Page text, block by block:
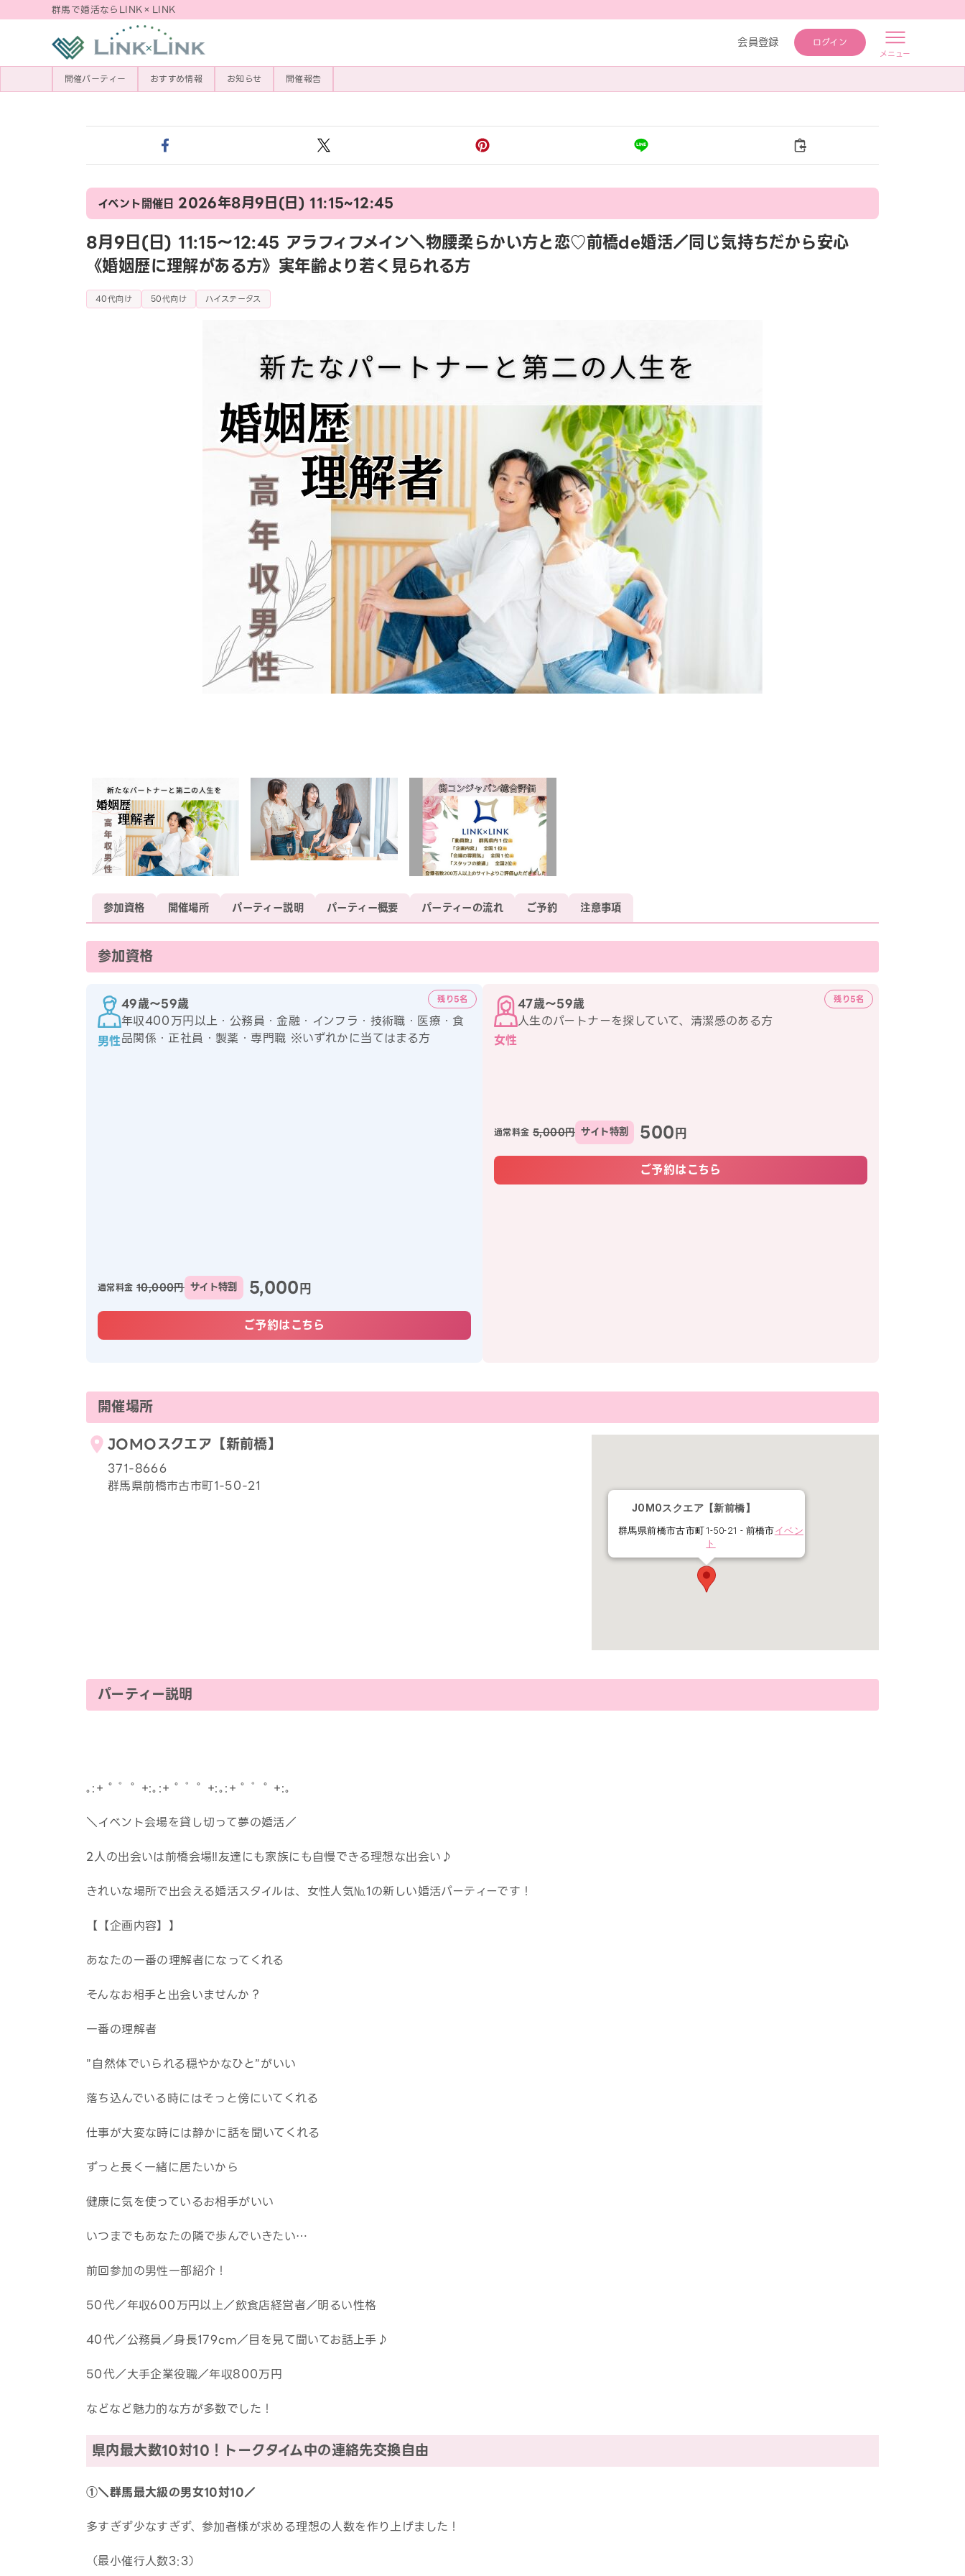
群馬で婚活ならLINK×LINK
メニュー
会員登録 ログイン
開催パーティー おすすめ情報 お知らせ 開催報告
イベント開催日 2026年8月9日(日) 11:15~12:45
8月9日(日) 11:15〜12:45 アラフィフメイン＼物腰柔らかい方と恋♡前橋de婚活／同じ気持ちだから安心
《婚姻歴に理解がある方》実年齢より若く見られる方
40代向け 50代向け ハイステータス
参加資格 開催場所 パーティー説明 パーティー概要 パーティーの流れ ご予約 注意事項
参加資格
男性
49歳〜59歳
年収400万円以上・公務員・金融・インフラ・技術職・医療・食
品関係・正社員・製薬・専門職 ※いずれかに当てはまる方
残り5名
通常料金 10,000円 サイト特割 5,000円
ご予約はこちら
女性
47歳〜59歳
人生のパートナーを探していて、清潔感のある方
残り5名
通常料金 5,000円 サイト特割 500円
ご予約はこちら
開催場所
JOMOスクエア【新前橋】
371-8666
群馬県前橋市古市町1-50-21
JOMOスクエア【新前橋】
群馬県前橋市古市町1-50-21 - 前橋市イベン
ト
パーティー説明
｡:+ ﾟ ゜ﾟ +:｡:+ ﾟ ゜ﾟ +:｡:+ ﾟ ゜ﾟ +:｡
＼イベント会場を貸し切って夢の婚活／
2人の出会いは前橋会場‼友達にも家族にも自慢できる理想な出会い♪
きれいな場所で出会える婚活スタイルは、女性人気№1の新しい婚活パーティーです！
【【企画内容】】
あなたの一番の理解者になってくれる
そんなお相手と出会いませんか？
一番の理解者
”自然体でいられる穏やかなひと”がいい
落ち込んでいる時にはそっと傍にいてくれる
仕事が大変な時には静かに話を聞いてくれる
ずっと長く一緒に居たいから
健康に気を使っているお相手がいい
いつまでもあなたの隣で歩んでいきたい…
前回参加の男性一部紹介！
50代／年収600万円以上／飲食店経営者／明るい性格
40代／公務員／身長179cm／目を見て聞いてお話上手♪
50代／大手企業役職／年収800万円
などなど魅力的な方が多数でした！
県内最大数10対10！トークタイム中の連絡先交換自由
①＼群馬最大級の男女10対10／
多すぎず少なすぎず、参加者様が求める理想の人数を作り上げました！
（最小催行人数3:3）